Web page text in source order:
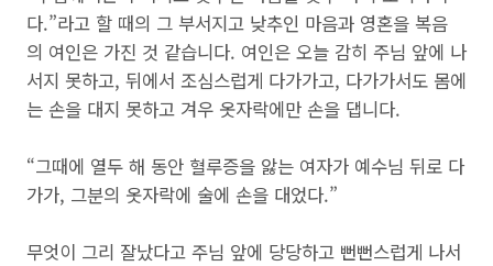
다.”라고 할 때의 그 부서지고 낮추인 마음과 영혼을 복음
의 여인은 가진 것 같습니다. 여인은 오늘 감히 주님 앞에 나
서지 못하고, 뒤에서 조심스럽게 다가가고, 다가가서도 몸에
는 손을 대지 못하고 겨우 옷자락에만 손을 댑니다.
“그때에 열두 해 동안 혈루증을 앓는 여자가 예수님 뒤로 다
가가, 그분의 옷자락에 술에 손을 대었다.”
무엇이 그리 잘났다고 주님 앞에 당당하고 뻔뻔스럽게 나서